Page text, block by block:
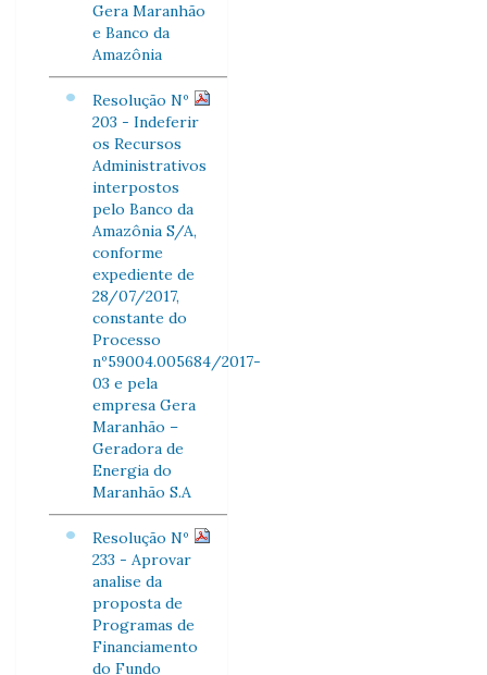
Gera Maranhão
e Banco da
Amazônia
Resolução Nº
203 - Indeferir
os Recursos
Administrativos
interpostos
pelo Banco da
Amazônia S/A,
conforme
expediente de
28/07/2017,
constante do
Processo
nº59004.005684/2017-
03 e pela
empresa Gera
Maranhão –
Geradora de
Energia do
Maranhão S.A
Resolução Nº
233 - Aprovar
analise da
proposta de
Programas de
Financiamento
do Fundo